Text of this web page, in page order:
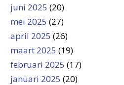
juni 2025 (20)
mei 2025 (27)
april 2025 (26)
maart 2025 (19)
februari 2025 (17)
januari 2025 (20)